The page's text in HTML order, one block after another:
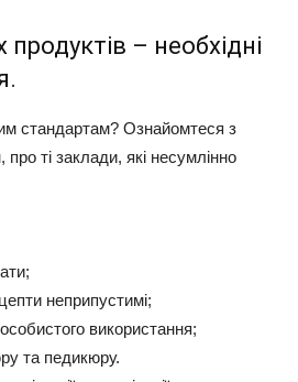
– необхідні
стандартам? Ознайомтеся з
ті заклади, які несумлінно
неприпустимі;
використання;
та педикюру.